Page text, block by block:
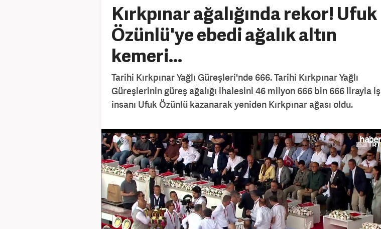
Kırkpınar ağalığında rekor! Ufuk
Özünlü'ye ebedi ağalık altın
kemeri...
Tarihi Kırkpınar Yağlı Güreşleri'nde 666. Tarihi Kırkpınar Yağlı
Güreşlerinin güreş ağalığı ihalesini 46 milyon 666 bin 666 lirayla iş
insanı Ufuk Özünlü kazanarak yeniden Kırkpınar ağası oldu.